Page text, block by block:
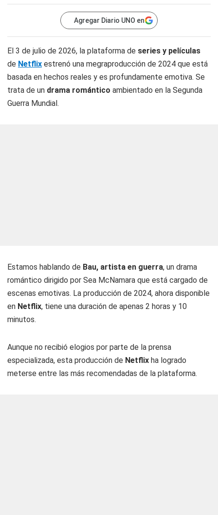
Agregar Diario UNO en
El 3 de julio de 2026, la plataforma de series y películas
de Netflix estrenó una megraproducción de 2024 que está
basada en hechos reales y es profundamente emotiva. Se
trata de un drama romántico ambientado en la Segunda
Guerra Mundial.
Estamos hablando de Bau, artista en guerra, un drama
romántico dirigido por Sea McNamara que está cargado de
escenas emotivas. La producción de 2024, ahora disponible
en Netflix, tiene una duración de apenas 2 horas y 10
minutos.
Aunque no recibió elogios por parte de la prensa
especializada, esta producción de Netflix ha logrado
meterse entre las más recomendadas de la plataforma.